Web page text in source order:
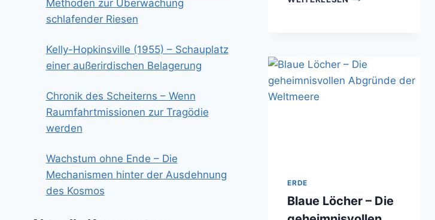
REGIONEN
DER
ERDE
ERDE
Blaue Löcher – Die
Methoden zur Überwachung
schlafender Riesen
Kelly-Hopkinsville (1955) – Schauplatz
einer außerirdischen Belagerung
Chronik des Scheiterns – Wenn
Raumfahrtmissionen zur Tragödie
werden
Wachstum ohne Ende – Die
Mechanismen hinter der Ausdehnung
des Kosmos